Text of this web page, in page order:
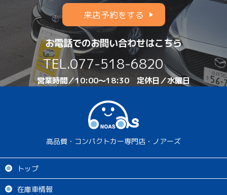
来店予約をする
お電話でのお問い合わせはこちら
TEL.077-518-6820
営業時間／10:00～18:30 定休日／水曜日
高品質・コンパクトカー専門店・ノアーズ
トップ
在庫車情報